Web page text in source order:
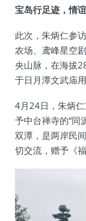
宝岛行足迹，情
此次，朱炳仁参
农场、鸢峰星空
央山脉，在海拔
于日月潭文武庙用
4月24日，朱炳
予中台禅寺的“同
双潭，是两岸民
切交流，赠予《